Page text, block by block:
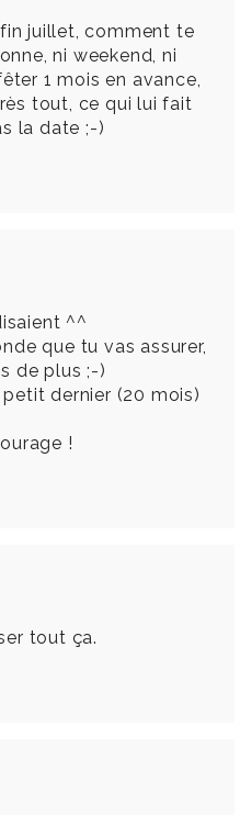
juillet, comment te
ni weekend, ni
1 mois en avance,
tout, ce qui lui fait
la date ;-)
^^
que tu vas assurer,
de plus ;-)
dernier (20 mois)
!
tout ça.